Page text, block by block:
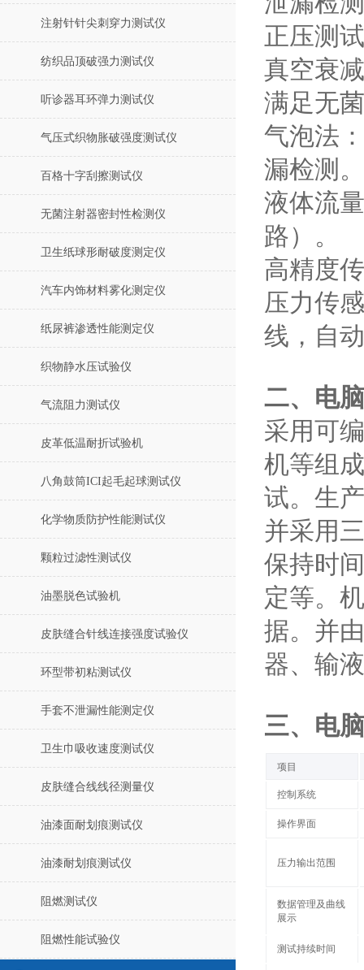
注射针针尖刺穿力测试仪
纺织品顶破强力测试仪
听诊器耳环弹力测试仪
气压式织物胀破强度测试仪
百格十字刮擦测试仪
无菌注射器密封性检测仪
卫生纸球形耐破度测定仪
汽车内饰材料雾化测定仪
纸尿裤渗透性能测定仪
织物静水压试验仪
气流阻力测试仪
皮革低温耐折试验机
八角鼓筒ICI起毛起球测试仪
化学物质防护性能测试仪
颗粒过滤性测试仪
油墨脱色试验机
皮肤缝合针线连接强度试验仪
环型带初粘测试仪
手套不泄漏性能测定仪
卫生巾吸收速度测试仪
皮肤缝合线线径测量仪
油漆面耐划痕测试仪
油漆耐划痕测试仪
阻燃测试仪
阻燃性能试验仪
正压测
真空衰
满足无
气泡法‌
漏检测‌。
液体流
路）‌。
高精度
压力传
线，自
二、电
采用可
机等组
试。生
并采用
保持时
定等。
据。并
器、输
三、电
‌项目‌
控制系统‌
操作界面‌
压力输出范围‌‌
数据管理及曲线
展示
测试持续时间‌‌